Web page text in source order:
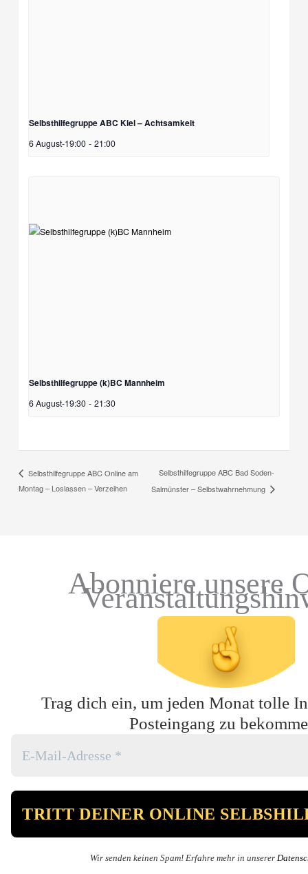
Selbsthilfegruppe ABC Kiel – Achtsamkeit
6 August-19:00 - 21:00
Selbsthilfegruppe (k)BC Mannheim
6 August-19:30 - 21:30
Selbsthilfegruppe ABC Online am
Montag – Loslassen – Verzeihen
Selbsthilfegruppe ABC Bad Soden-
Salmünster – Selbstwahrnehmung
Abonniere unsere
Trag dich ein, um jeden Monat tolle
Posteingang zu
Wir senden keinen Spam! Erfahre mehr in unserer